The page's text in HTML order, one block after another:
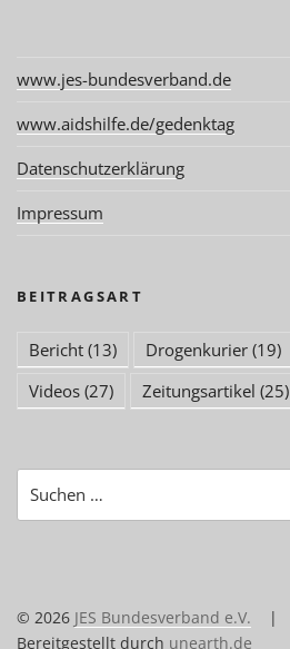
www.jes-bundesverband.de
www.aidshilfe.de/gedenktag
Datenschutzerklärung
Impressum
BEITRAGSART
Bericht (13) Drogenkurier (19)
Videos (27) Zeitungsartikel (25)
nach:
© 2026 JES Bundesverband e.V. |
Bereitgestellt durch unearth.de